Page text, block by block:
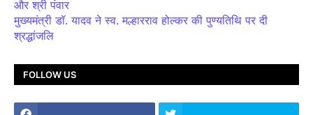
और श्री पंवार
मुख्यमंत्री डॉ. यादव ने स्व. मल्हारराव होल्कर की पुण्यतिथि पर दी
श्रद्धांजलि
FOLLOW US